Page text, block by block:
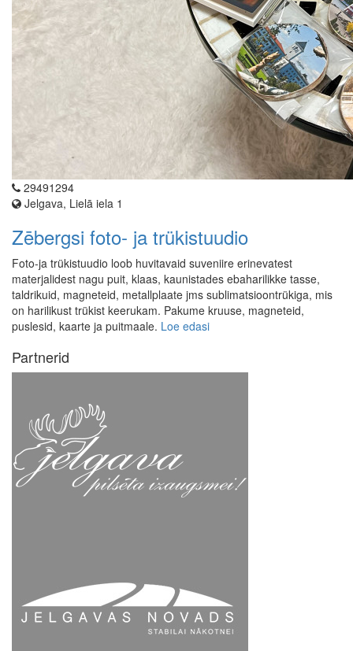
29491294
Jelgava, Lielā iela 1
Zēbergsi foto- ja trükistuudio
Foto-ja trükistuudio loob huvitavaid suveniire erinevatest
materjalidest nagu puit, klaas, kaunistades ebaharilikke tasse,
taldrikuid, magneteid, metallplaate jms sublimatsioontrükiga, mis
on harilikust trükist keerukam. Pakume kruuse, magneteid,
puslesid, kaarte ja puitmaale. Loe edasi
Partnerid